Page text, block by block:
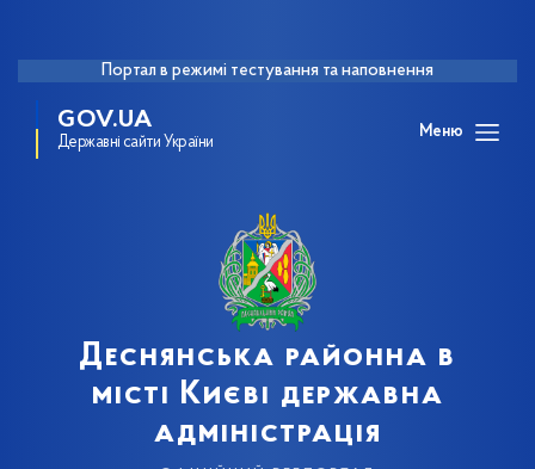
Портал в режимі тестування та наповнення
GOV.UA
Державні сайти України
Меню
Деснянська районна в
місті Києві державна
адміністрація